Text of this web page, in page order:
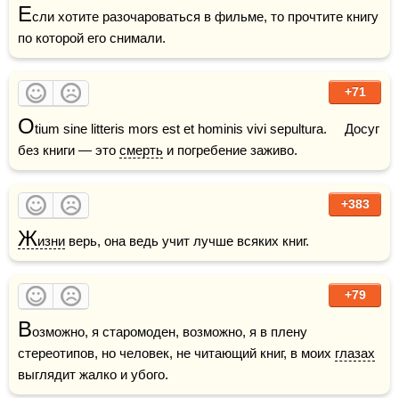
Если хотите разочароваться в фильме, то прочтите книгу
по которой его снимали.
+71
Otium sine litteris mors est et hominis vivi sepultura.     Досуг
без книги — это смерть и погребение заживо.
+383
Жизни верь, она ведь учит лучше всяких книг.
+79
Возможно, я старомоден, возможно, я в плену
стереотипов, но человек, не читающий книг, в моих глазах
выглядит жалко и убого.